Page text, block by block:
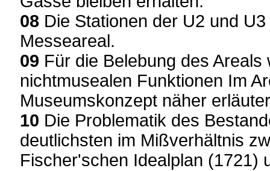
08 Die Stationen der U2 und
Messeareal.
09 Für die Belebung des
nichtmusealen Funktionen Im
Museumskonzept näher
10 Die Problematik des
deutlichsten im Mißverhältnis
Fischer'schen Idealplan (1721)